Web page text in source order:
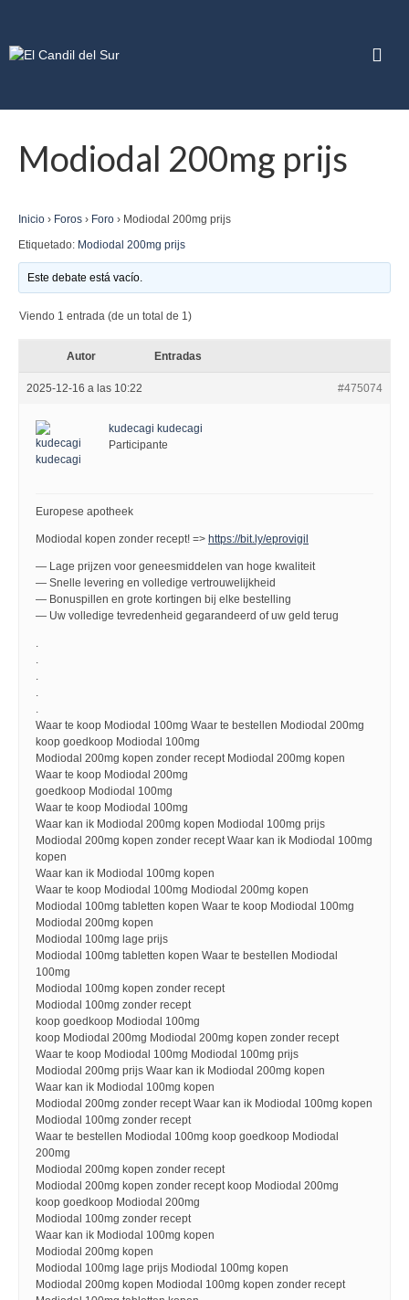
Modiodal 200mg prijs
Inicio › Foros › Foro › Modiodal 200mg prijs
Etiquetado: Modiodal 200mg prijs
Este debate está vacío.
Viendo 1 entrada (de un total de 1)
Autor Entradas
2025-12-16 a las 10:22 #475074
kudecagi kudecagi
Participante
Europese apotheek
Modiodal kopen zonder recept! => https://bit.ly/eprovigil
— Lage prijzen voor geneesmiddelen van hoge kwaliteit
— Snelle levering en volledige vertrouwelijkheid
— Bonuspillen en grote kortingen bij elke bestelling
— Uw volledige tevredenheid gegarandeerd of uw geld terug
.
.
.
.
.
Waar te koop Modiodal 100mg Waar te bestellen Modiodal 200mg
koop goedkoop Modiodal 100mg
Modiodal 200mg kopen zonder recept Modiodal 200mg kopen
Waar te koop Modiodal 200mg
goedkoop Modiodal 100mg
Waar te koop Modiodal 100mg
Waar kan ik Modiodal 200mg kopen Modiodal 100mg prijs
Modiodal 200mg kopen zonder recept Waar kan ik Modiodal 100mg
kopen
Waar kan ik Modiodal 100mg kopen
Waar te koop Modiodal 100mg Modiodal 200mg kopen
Modiodal 100mg tabletten kopen Waar te koop Modiodal 100mg
Modiodal 200mg kopen
Modiodal 100mg lage prijs
Modiodal 100mg tabletten kopen Waar te bestellen Modiodal
100mg
Modiodal 100mg kopen zonder recept
Modiodal 100mg zonder recept
koop goedkoop Modiodal 100mg
koop Modiodal 200mg Modiodal 200mg kopen zonder recept
Waar te koop Modiodal 100mg Modiodal 100mg prijs
Modiodal 200mg prijs Waar kan ik Modiodal 200mg kopen
Waar kan ik Modiodal 100mg kopen
Modiodal 200mg zonder recept Waar kan ik Modiodal 100mg kopen
Modiodal 100mg zonder recept
Waar te bestellen Modiodal 100mg koop goedkoop Modiodal
200mg
Modiodal 200mg kopen zonder recept
Modiodal 200mg kopen zonder recept koop Modiodal 200mg
koop goedkoop Modiodal 200mg
Modiodal 100mg zonder recept
Waar kan ik Modiodal 100mg kopen
Modiodal 200mg kopen
Modiodal 100mg lage prijs Modiodal 100mg kopen
Modiodal 200mg kopen Modiodal 100mg kopen zonder recept